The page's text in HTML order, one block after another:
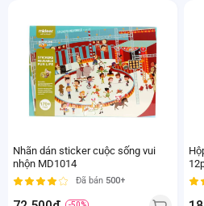
Nhãn dán sticker cuộc sống vui
nhộn MD1014
Đã bán 500+